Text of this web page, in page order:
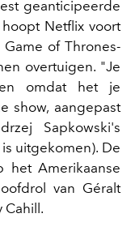
geanticipeerde
Netflix voort
of Thrones-
overtuigen. "Je
omdat het je
show, aangepast
Sapkowski's
uitgekomen). De
Amerikaanse
van Géralt
Cahill.